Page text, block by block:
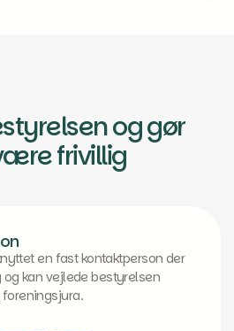
og gør
frivillig
en fast kontaktperson der
kan vejlede bestyrelsen